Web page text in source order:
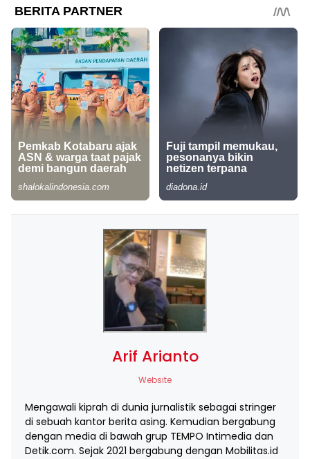
Arif Arianto
Website
Mengawali kiprah di dunia jurnalistik sebagai stringer
di sebuah kantor berita asing. Kemudian bergabung
dengan media di bawah grup TEMPO Intimedia dan
Detik.com. Sejak 2021 bergabung dengan Mobilitas.id